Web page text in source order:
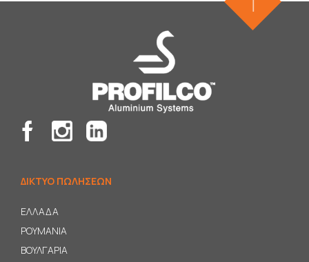
ΔΙΚΤΥΟ ΠΩΛΗΣΕΩΝ
ΕΛΛΑΔΑ
ΡΟΥΜΑΝΙΑ
ΒΟΥΛΓΑΡΙΑ